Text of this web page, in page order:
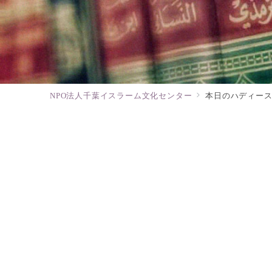
NPO法人千葉イスラーム文化センター 本日のハディース